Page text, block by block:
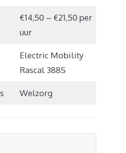
€14,50 – €21,50 per
uur
Electric Mobility
Rascal 388S
Welzorg